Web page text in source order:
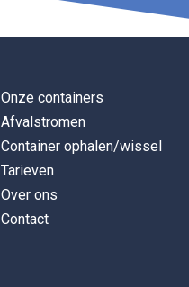
Onze containers
Afvalstromen
Container ophalen/wissel
Tarieven
Over ons
Contact